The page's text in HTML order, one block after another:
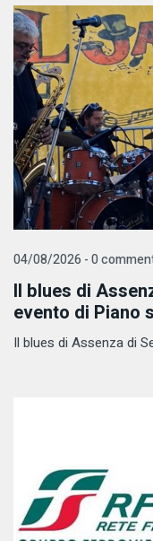
04/08/2026 - 0
Il blues di
evento di Piano
Il blues di Assenza di